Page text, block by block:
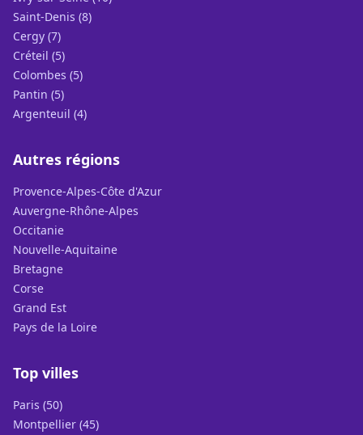
Saint-Denis (8)
Cergy (7)
Créteil (5)
Colombes (5)
Pantin (5)
Argenteuil (4)
Autres régions
Provence-Alpes-Côte d'Azur
Auvergne-Rhône-Alpes
Occitanie
Nouvelle-Aquitaine
Bretagne
Corse
Grand Est
Pays de la Loire
Top villes
Paris (50)
Montpellier (45)